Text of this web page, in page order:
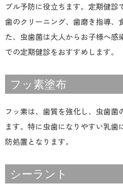
ブル予防に役立ちます。定期健診
歯のクリーニング、歯磨き指導、
た、虫歯菌は大人からお子様へ感
での定期健診をおすすめします。
フッ素塗布
フッ素は、歯質を強化し、虫歯菌
ます。特に虫歯になりやすい乳歯
防処置となります。
シーラント